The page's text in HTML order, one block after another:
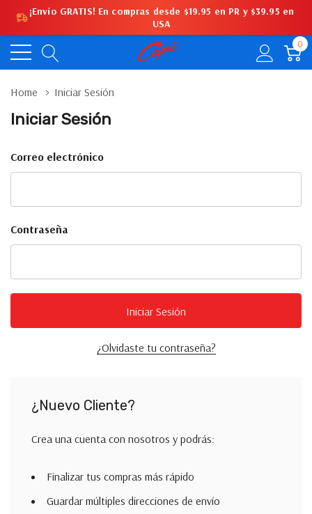
¡Envío GRATIS! En compras desde $19.95 en PR y $39.95 en
USA
0
Home Iniciar Sesión
Iniciar Sesión
Correo electrónico
Contraseña
¿Olvidaste tu contraseña?
¿Nuevo Cliente?
Crea una cuenta con nosotros y podrás:
Finalizar tus compras más rápido
Guardar múltiples direcciones de envío